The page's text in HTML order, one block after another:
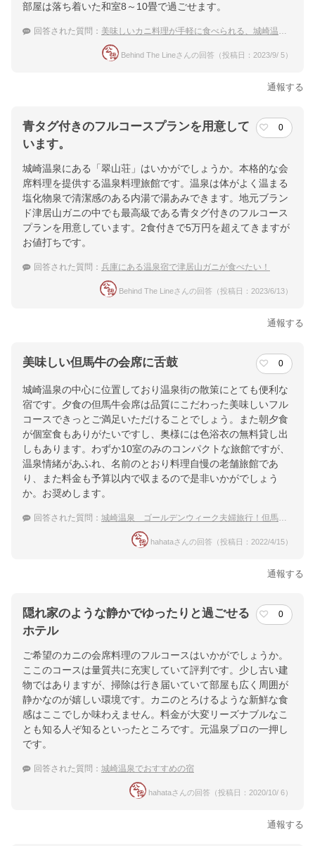
部屋は落ち着いた和室8～10畳で過ごせます。
回答された質問： 美味しいカニ料理が手軽に食べられる、城崎温泉のおすすめ温泉宿を教えてください。
Behind The Lineさんの回答（投稿日：2023/9/ 5）
通報する
青タグ付きのフルコースプランを用意して
います。
0
城崎温泉にある「翠山荘」はいかがでしょうか。本格的な会
席料理を提供する温泉料理旅館です。温泉は体がよく温まる
塩化物泉で清潔感のある内湯で湯あみできます。地元ブラン
ド津居山ガニの中でも最高級である青タグ付きのフルコース
プランを用意しています。2食付きで5万円を超えてきますが
お値打ちです。
回答された質問： 兵庫にある温泉宿で津居山ガニが食べたい！
Behind The Lineさんの回答（投稿日：2023/6/13）
通報する
美味しい但馬牛の会席に舌鼓 0
城崎温泉の中心に位置しており温泉街の散策にとても便利な
宿です。夕食の但馬牛会席は品質にこだわった美味しいフル
コースできっとご満足いただけることでしょう。また朝夕食
が個室食もありがたいですし、奥様には色浴衣の無料貸し出
しもあります。わずか10室のみのコンパクトな旅館ですが、
温泉情緒があふれ、名前のとおり料理自慢の老舗旅館であ
り、また料金も予算以内で収まるので是非いかがでしょう
か。お奨めします。
回答された質問： 城崎温泉 ゴールデンウィーク夫婦旅行！但馬牛が食べられる宿は？
hahataさんの回答（投稿日：2022/4/15）
通報する
隠れ家のような静かでゆったりと過ごせる
ホテル
0
ご希望のカニの会席料理のフルコースはいかがでしょうか。
ここのコースは量質共に充実していて評判です。少し古い建
物ではありますが、掃除は行き届いていて部屋も広く周囲が
静かなのが嬉しい環境です。カニのとろけるような新鮮な食
感はここでしか味わえません。料金が大変リーズナブルなこ
とも知る人ぞ知るといったところです。元温泉プロの一押し
です。
回答された質問： 城崎温泉でおすすめの宿
hahataさんの回答（投稿日：2020/10/ 6）
通報する